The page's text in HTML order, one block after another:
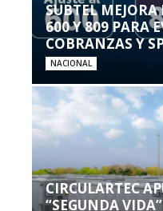
SUBTEL
600 Y 809 PARA
COBRANZAS Y
NACIONAL
CIRCULARTEC
“SEGUNDA